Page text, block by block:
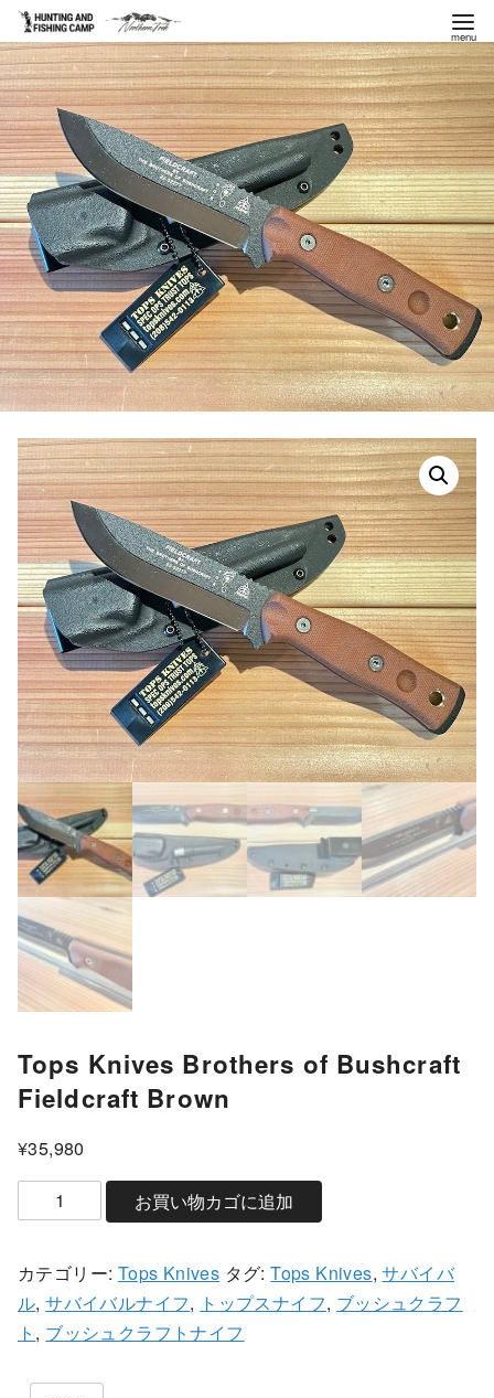
コ
ン
テ
ン
ツ
へ
移
動
Tops Knives Brothers of Bushcraft
Fieldcraft Brown
¥35,980
o
s
K
n
お買い物カゴに追加
カテゴリー: Tops Knives タグ:Tops Knives,サバイバ
ル,サバイバルナイフ, トップスナイフ, ブッシュクラフ
ト , ブッシュクラフトナイフ